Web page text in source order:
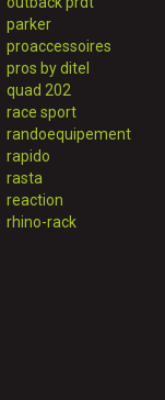
parker
proaccessoires
pros by ditel
quad 202
race sport
randoequipement
rapido
rasta
reaction
rhino-rack